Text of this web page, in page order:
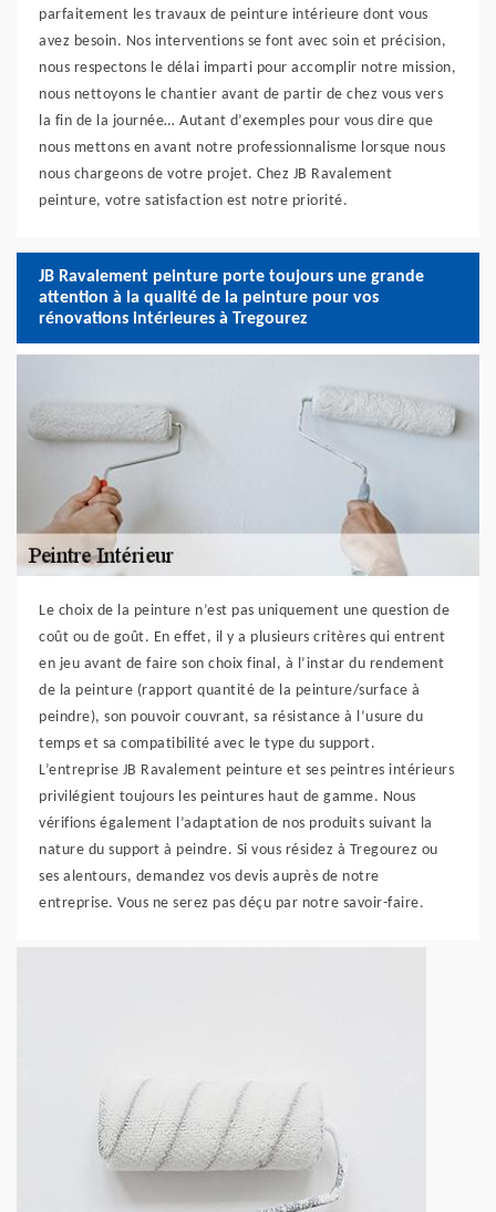
parfaitement les travaux de peinture intérieure dont vous
avez besoin. Nos interventions se font avec soin et précision,
nous respectons le délai imparti pour accomplir notre mission,
nous nettoyons le chantier avant de partir de chez vous vers
la fin de la journée… Autant d’exemples pour vous dire que
nous mettons en avant notre professionnalisme lorsque nous
nous chargeons de votre projet. Chez JB Ravalement
peinture, votre satisfaction est notre priorité.
JB Ravalement peinture porte toujours une grande
attention à la qualité de la peinture pour vos
rénovations intérieures à Tregourez
Le choix de la peinture n’est pas uniquement une question de
coût ou de goût. En effet, il y a plusieurs critères qui entrent
en jeu avant de faire son choix final, à l’instar du rendement
de la peinture (rapport quantité de la peinture/surface à
peindre), son pouvoir couvrant, sa résistance à l’usure du
temps et sa compatibilité avec le type du support.
L’entreprise JB Ravalement peinture et ses peintres intérieurs
privilégient toujours les peintures haut de gamme. Nous
vérifions également l’adaptation de nos produits suivant la
nature du support à peindre. Si vous résidez à Tregourez ou
ses alentours, demandez vos devis auprès de notre
entreprise. Vous ne serez pas déçu par notre savoir-faire.